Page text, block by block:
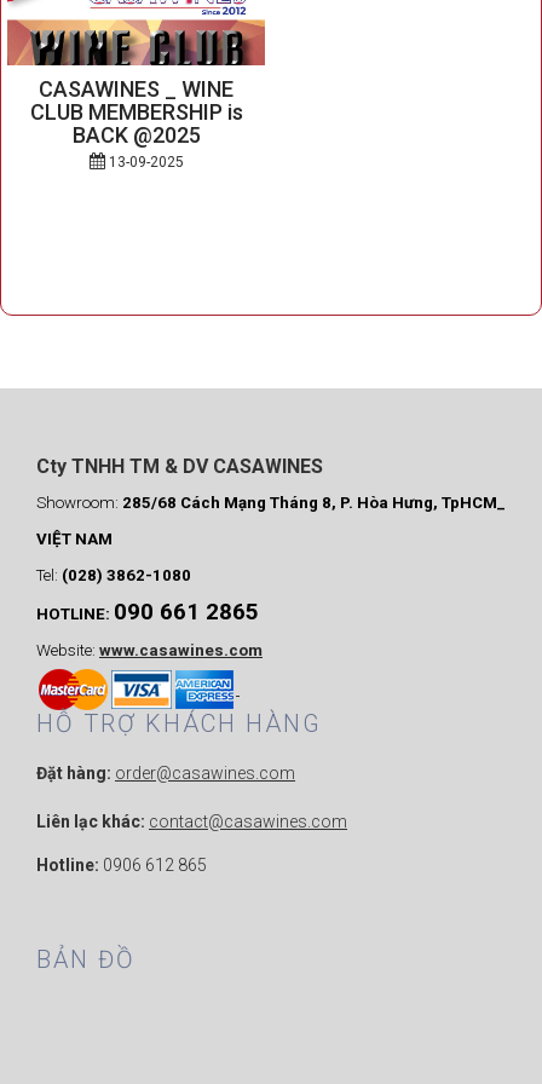
CASAWINES _ WINE
CLUB MEMBERSHIP is
BACK @2025
13-09-2025
Cty TNHH TM & DV CASAWINES
Showroom: 285/68 Cách Mạng Tháng 8, P. Hòa Hưng, TpHCM_
VIỆT NAM
Tel: (028) 3862-1080
HOTLINE: 090 661 2865
Website: www.casawines.com
HỖ TRỢ KHÁCH HÀNG
Đặt hàng: order@casawines.com
Liên lạc khác: contact@casawines.com
Hotline: 0906 612 865
BẢN ĐỒ